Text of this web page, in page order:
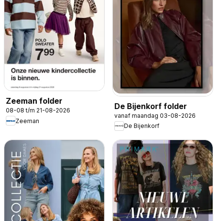
Zeeman folder
08-08 t/m 21-08-2026
Zeeman
De Bijenkorf folder
vanaf maandag 03-08-2026
De Bijenkorf